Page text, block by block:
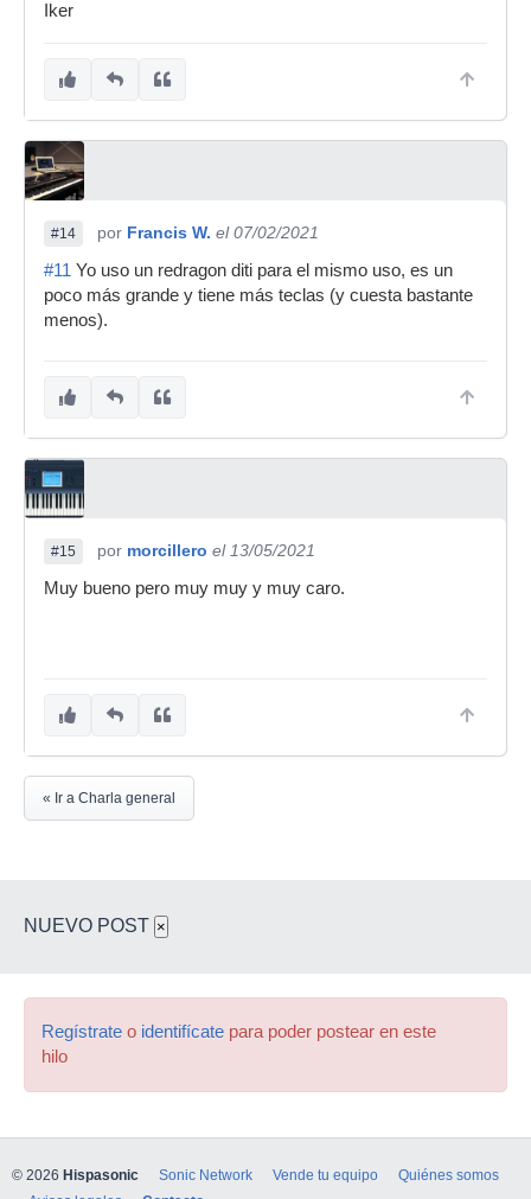
Iker
#14 por Francis W. el 07/02/2021
#11 Yo uso un redragon diti para el mismo uso, es un
poco más grande y tiene más teclas (y cuesta bastante
menos).
#15 por morcillero el 13/05/2021
Muy bueno pero muy muy y muy caro.
« Ir a Charla general
NUEVO POST ×
Regístrate o identifícate para poder postear en este
hilo
© 2026 Hispasonic Sonic Network Vende tu equipo
Quiénes somos